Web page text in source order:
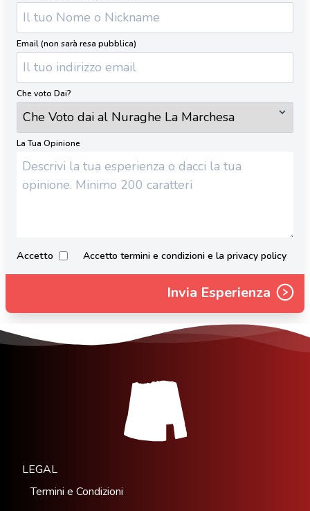
Email (non sarà resa pubblica)
Che voto Dai?
La Tua Opinione
Accetto Accetto termini e condizioni e la privacy policy
Invia Esperienza
LEGAL
Termini e Condizioni